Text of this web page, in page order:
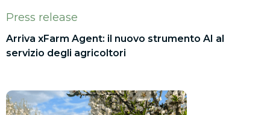
Press release
Arriva xFarm Agent: il nuovo strumento AI al
servizio degli agricoltori